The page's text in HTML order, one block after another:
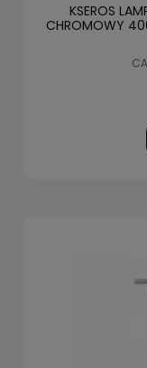
KSEROS
CHROMOWY